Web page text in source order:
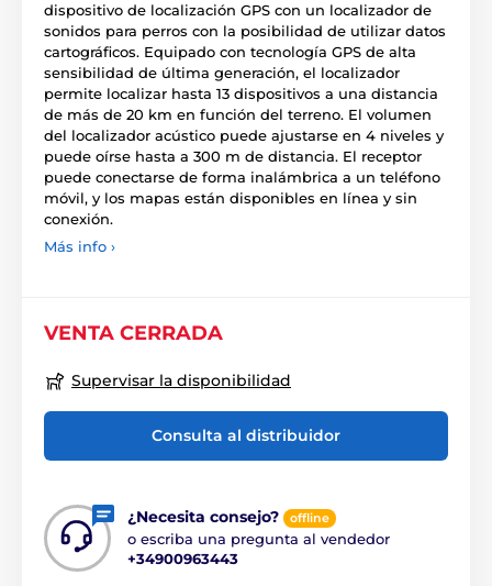
dispositivo de localización GPS con un localizador de
sonidos para perros con la posibilidad de utilizar datos
cartográficos. Equipado con tecnología GPS de alta
sensibilidad de última generación, el localizador
permite localizar hasta 13 dispositivos a una distancia
de más de 20 km en función del terreno. El volumen
del localizador acústico puede ajustarse en 4 niveles y
puede oírse hasta a 300 m de distancia. El receptor
puede conectarse de forma inalámbrica a un teléfono
móvil, y los mapas están disponibles en línea y sin
conexión.
Más info ›
VENTA CERRADA
Supervisar la disponibilidad
Consulta al distribuidor
¿Necesita consejo? offline
o escriba una pregunta al vendedor
+34900963443